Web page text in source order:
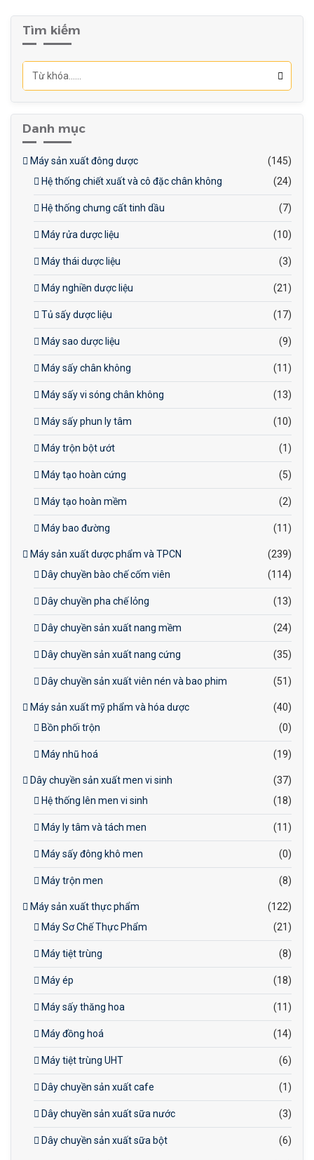
Tìm kiếm
Danh mục
Máy sản xuất đông dược
(145)
Hệ thống chiết xuất và cô đặc chân không
(24)
Hệ thống chưng cất tinh dầu (7)
Máy rửa dược liệu (10)
Máy thái dược liệu (3)
Máy nghiền dược liệu (21)
Tủ sấy dược liệu (17)
Máy sao dược liệu (9)
Máy sấy chân không (11)
Máy sấy vi sóng chân không (13)
Máy sấy phun ly tâm (10)
Máy trộn bột ướt (1)
Máy tạo hoàn cứng (5)
Máy tạo hoàn mềm (2)
Máy bao đường (11)
Máy sản xuất dược phẩm và TPCN
(239)
Dây chuyền bào chế cốm viên
(114)
Dây chuyền pha chế lỏng (13)
Dây chuyền sản xuất nang mềm (24)
Dây chuyền sản xuất nang cứng (35)
Dây chuyền sản xuất viên nén và bao phim (51)
Máy sản xuất mỹ phẩm và hóa dược
(40)
Bồn phối trộn
(0)
Máy nhũ hoá (19)
Dây chuyền sản xuất men vi sinh
(37)
Hệ thống lên men vi sinh
(18)
Máy ly tâm và tách men (11)
Máy sấy đông khô men (0)
Máy trộn men (8)
Máy sản xuất thực phẩm
(122)
Máy Sơ Chế Thực Phẩm
(21)
Máy tiệt trùng (8)
Máy ép (18)
Máy sấy thăng hoa (11)
Máy đồng hoá (14)
Máy tiệt trùng UHT (6)
Dây chuyền sản xuất cafe (1)
Dây chuyền sản xuất sữa nước (3)
Dây chuyền sản xuất sữa bột (6)